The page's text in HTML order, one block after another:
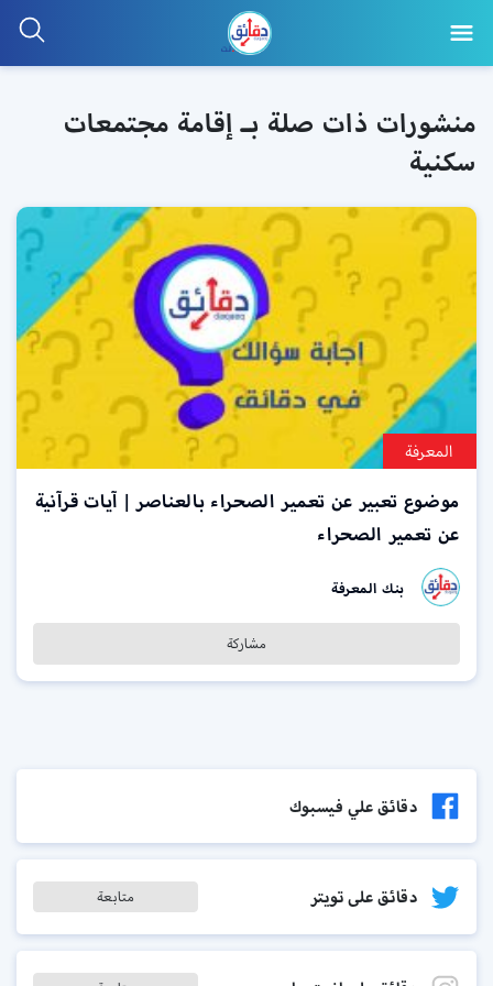
منشورات ذات صلة بـ إقامة مجتمعات
سكنية
المعرفة
موضوع تعبير عن تعمير الصحراء بالعناصر | آيات قرآنية
عن تعمير الصحراء
بنك المعرفة
مشاركة
دقائق علي فيسبوك
دقائق على تويتر متابعة